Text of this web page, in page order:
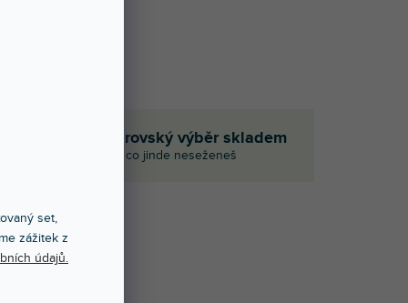
set,
zážitek z
údajů.
Obrovský výběr skladem
I to, co jinde neseženeš